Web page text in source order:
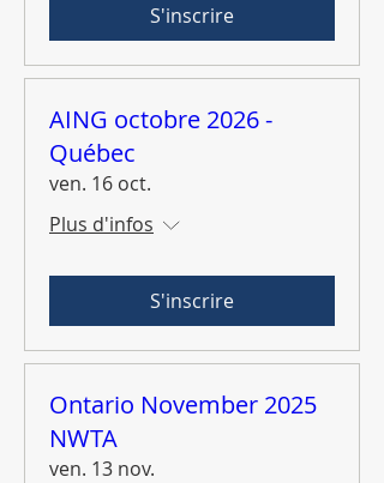
S'inscrire
AING octobre 2026 -
Québec
ven. 16 oct.
Plus d'infos
S'inscrire
Ontario November 2025
NWTA
ven. 13 nov.